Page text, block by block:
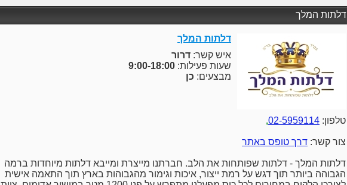
דלתות המלך
דלתות המלך
איש קשר: דרור
שעות פעילות: 9:00-18:00
מבצעים: כן
טלפון: 02-5959114
,
צור קשר: דרך טופס באתר
דלתות המלך - דלתות שפותחות את הלב. חברתנו מייצרת ומייבא דלתות מיוחדות ברמה
הגבוהה ביותר תוך דגש על רמת ייצור, איכות וגימור מהגבוהות בארץ תוך התאמה אישית